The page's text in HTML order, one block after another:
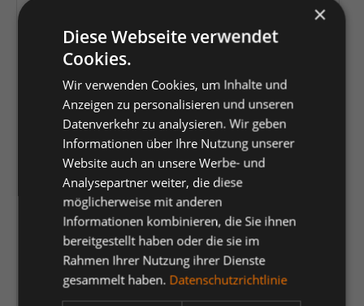
TheraBand 2,5 m, gelb/leicht,
inkl.Türanker-Tasche mit
ÜbungsanleitungUK = 15 Stck.
Artikelnummer: K1837722
Bestellartikel: aktuell nicht auf Lager
Anzahl verringern Anzahl erhöhen
Einheit
×
Diese Webseite verwendet
Cookies.
Wir verwenden Cookies, um Inhalte und
Anzeigen zu personalisieren und unseren
Datenverkehr zu analysieren. Wir geben
Informationen über Ihre Nutzung unserer
Website auch an unsere Werbe- und
Analysepartner weiter, die diese
möglicherweise mit anderen
Informationen kombinieren, die Sie ihnen
bereitgestellt haben oder die sie im
Rahmen Ihrer Nutzung ihrer Dienste
gesammelt haben. Datenschutzrichtlinie